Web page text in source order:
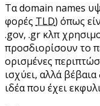
Τα domain names
φορές TLD) όπως
.gov, .gr κλπ
προσδιορίσουν το
ορισμένες
ισχύει, αλλά
ιδέα που έχει